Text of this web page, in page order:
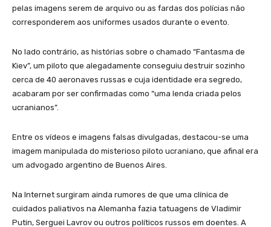
pelas imagens serem de arquivo ou as fardas dos polícias não
corresponderem aos uniformes usados durante o evento.
No lado contrário, as histórias sobre o chamado “Fantasma de
Kiev”, um piloto que alegadamente conseguiu destruir sozinho
cerca de 40 aeronaves russas e cuja identidade era segredo,
acabaram por ser confirmadas como “uma lenda criada pelos
ucranianos”.
Entre os vídeos e imagens falsas divulgadas, destacou-se uma
imagem manipulada do misterioso piloto ucraniano, que afinal era
um advogado argentino de Buenos Aires.
Na Internet surgiram ainda rumores de que uma clínica de
cuidados paliativos na Alemanha fazia tatuagens de Vladimir
Putin, Serguei Lavrov ou outros políticos russos em doentes. A